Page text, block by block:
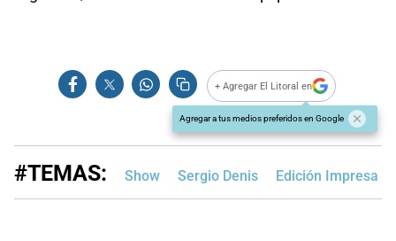
+ Agregar El Litoral en
Agregar a tus medios preferidos en Google
#TEMAS: Show Sergio Denis Edición Impresa